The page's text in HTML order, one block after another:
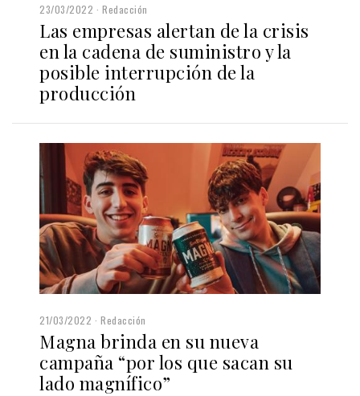
23/03/2022 Redacción
Las empresas alertan de la crisis
en la cadena de suministro y la
posible interrupción de la
producción
21/03/2022 Redacción
Magna brinda en su nueva
campaña “por los que sacan su
lado magnífico”